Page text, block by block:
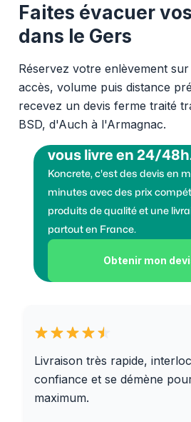
Faites évacuer
dans le Gers
Réservez votre enlèvement sur
accès, volume puis distance
recevez un devis ferme traité
BSD, d'Auch à l'Armagnac.
vous livre en 24/
Koncrete, c'est des devis en
minutes avec des prix
produits de qualité et une
partout en France.
Obtenir mon
Livraison très rapide,
confiance et se démène
maximum.